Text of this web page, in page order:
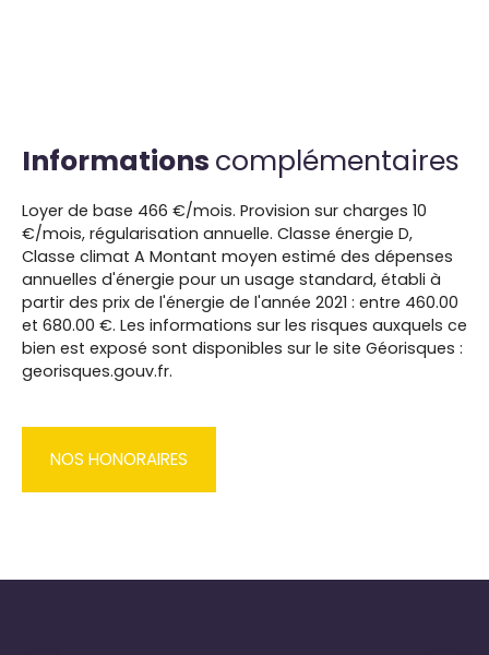
Informations complémentaires
Loyer de base 466 €/mois. Provision sur charges 10
€/mois, régularisation annuelle. Classe énergie D,
Classe climat A Montant moyen estimé des dépenses
annuelles d'énergie pour un usage standard, établi à
partir des prix de l'énergie de l'année 2021 : entre 460.00
et 680.00 €. Les informations sur les risques auxquels ce
bien est exposé sont disponibles sur le site Géorisques :
georisques.gouv.fr.
NOS HONORAIRES